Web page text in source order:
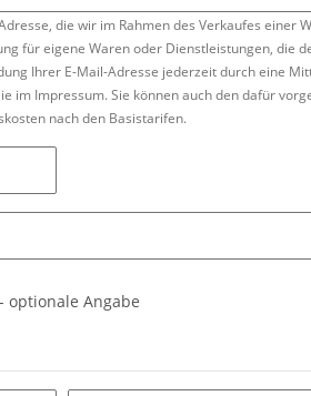
die wir im Rahmen des Verkaufes einer
für eigene Waren oder Dienstleistungen, die
Ihrer E-Mail-Adresse jederzeit durch eine
im Impressum. Sie können auch den dafür
nach den Basistarifen.
- optionale Angabe